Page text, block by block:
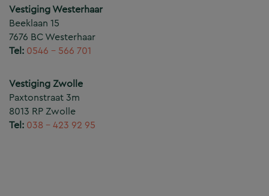
Vestiging Westerhaar
Beeklaan 15
7676 BC Westerhaar
Tel: 0546 – 566 701
Vestiging Zwolle
Paxtonstraat 3m
8013 RP Zwolle
Tel: 038 – 423 92 95